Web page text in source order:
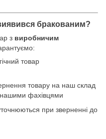
бракованим?
з виробничим
товар
товару на наш склад
нашими фахівцями
при зверненні до